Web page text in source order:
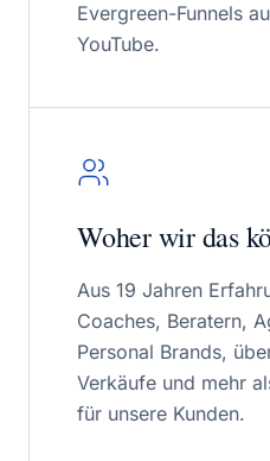
Evergreen-Funnels
YouTube.
Woher wir das
Aus 19 Jahren
Coaches, Beratern,
Personal Brands,
Verkäufe und mehr
für unsere Kunden.